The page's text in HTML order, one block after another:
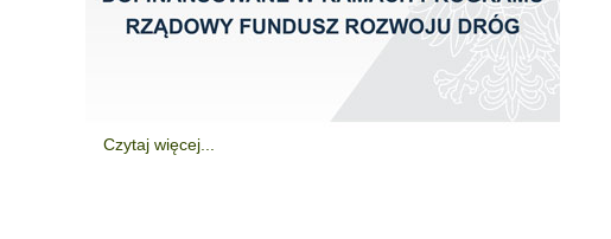
Czytaj więcej...